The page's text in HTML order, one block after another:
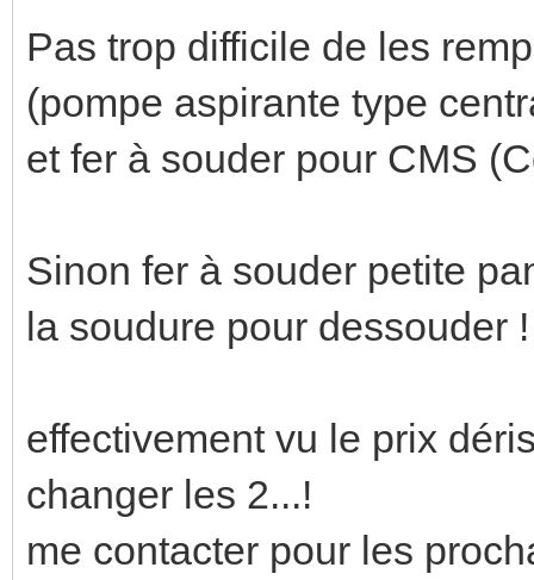
Pas trop difficile de les
(pompe aspirante type
et fer à souder pour CMS
Sinon fer à souder petite
la soudure pour dessouder !
effectivement vu le prix
changer les 2...!
me contacter pour les